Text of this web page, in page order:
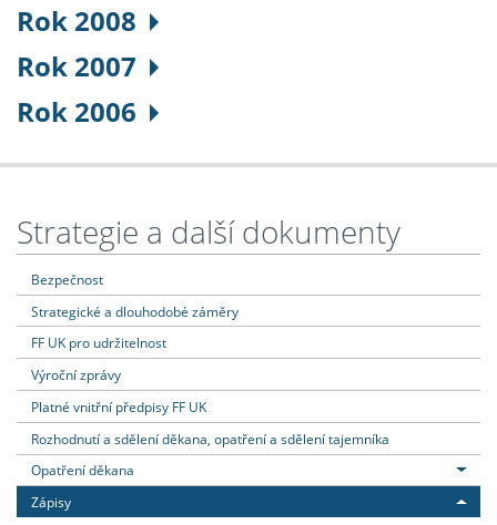
Rok 2008
Rok 2007
Rok 2006
Strategie a další dokumenty
Bezpečnost
Strategické a dlouhodobé záměry
FF UK pro udržitelnost
Výroční zprávy
Platné vnitřní předpisy FF UK
Rozhodnutí a sdělení děkana, opatření a sdělení tajemníka
Opatření děkana
Zápisy